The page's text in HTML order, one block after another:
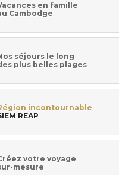
en famille
Cambodge
séjours le long
plus belles plages
incontournable
REAP
votre voyage
mesure